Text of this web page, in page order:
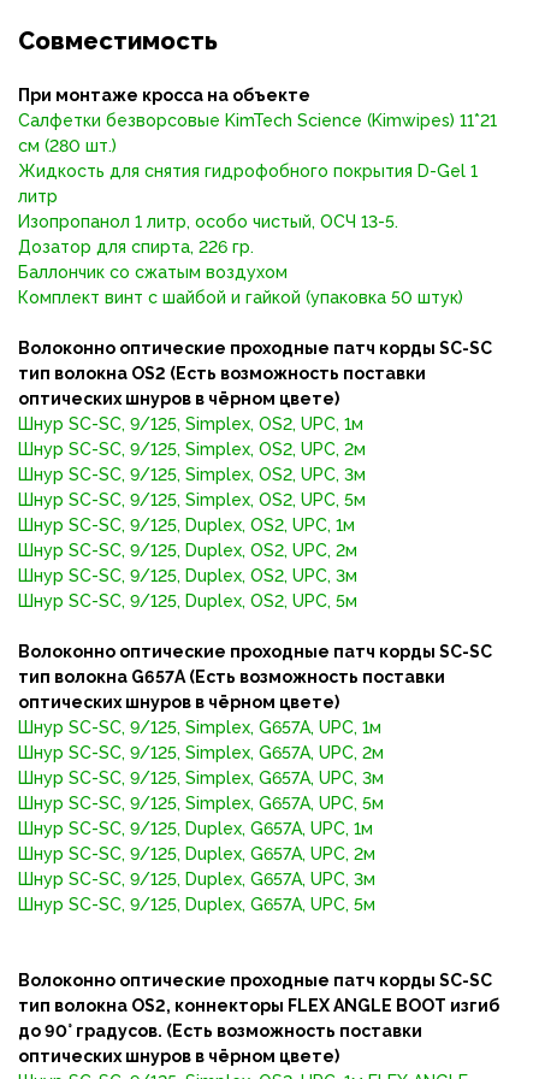
Совместимость
При монтаже кросса на объекте
Салфетки безворсовые KimTech Science (Kimwipes) 11*21
см (280 шт.)
Жидкость для снятия гидрофобного покрытия D-Gel 1
литр
Изопропанол 1 литр, особо чистый, ОСЧ 13-5.
Дозатор для спирта, 226 гр.
Баллончик со сжатым воздухом
Комплект винт с шайбой и гайкой (упаковка 50 штук)
Волоконно оптические проходные патч корды SC-SC
тип волокна OS2 (Есть возможность поставки
оптических шнуров в чёрном цвете)
Шнур SC-SC, 9/125, Simplex, OS2, UPC, 1м
Шнур SC-SC, 9/125, Simplex, OS2, UPC, 2м
Шнур SC-SC, 9/125, Simplex, OS2, UPC, 3м
Шнур SC-SC, 9/125, Simplex, OS2, UPC, 5м
Шнур SC-SC, 9/125, Duplex, OS2, UPC, 1м
Шнур SC-SC, 9/125, Duplex, OS2, UPC, 2м
Шнур SC-SC, 9/125, Duplex, OS2, UPC, 3м
Шнур SC-SC, 9/125, Duplex, OS2, UPC, 5м
Волоконно оптические проходные патч корды SC-SC
тип волокна G657A (Есть возможность поставки
оптических шнуров в чёрном цвете)
Шнур SC-SC, 9/125, Simplex, G657A, UPC, 1м
Шнур SC-SC, 9/125, Simplex, G657A, UPC, 2м
Шнур SC-SC, 9/125, Simplex, G657A, UPC, 3м
Шнур SC-SC, 9/125, Simplex, G657A, UPC, 5м
Шнур SC-SC, 9/125, Duplex, G657A, UPC, 1м
Шнур SC-SC, 9/125, Duplex, G657A, UPC, 2м
Шнур SC-SC, 9/125, Duplex, G657A, UPC, 3м
Шнур SC-SC, 9/125, Duplex, G657A, UPC, 5м
Волоконно оптические проходные патч корды SC-SC
тип волокна OS2, коннекторы FLEX ANGLE BOOT изгиб
до 90° градусов. (Есть возможность поставки
оптических шнуров в чёрном цвете)